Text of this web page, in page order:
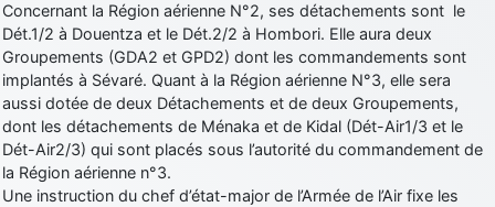
Concernant la Région aérienne N°2, ses détachements sont le
Dét.1/2 à Douentza et le Dét.2/2 à Hombori. Elle aura deux
Groupements (GDA2 et GPD2) dont les commandements sont
implantés à Sévaré. Quant à la Région aérienne N°3, elle sera
aussi dotée de deux Détachements et de deux Groupements,
dont les détachements de Ménaka et de Kidal (Dét-Air1/3 et le
Dét-Air2/3) qui sont placés sous l’autorité du commandement de
la Région aérienne n°3.
Une instruction du chef d’état-major de l’Armée de l’Air fixe les